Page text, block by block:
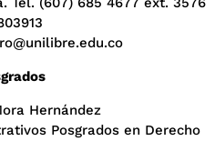
Hernández
Posgrados en Derecho